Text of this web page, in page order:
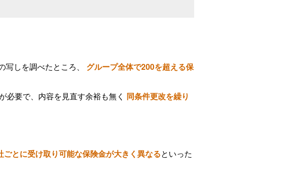
写しを調べたところ、 グループ全体で200を超える保
必要で、内容を見直す余裕も無く 同条件更改を繰り
ごとに受け取り可能な保険金が大きく異なるといった